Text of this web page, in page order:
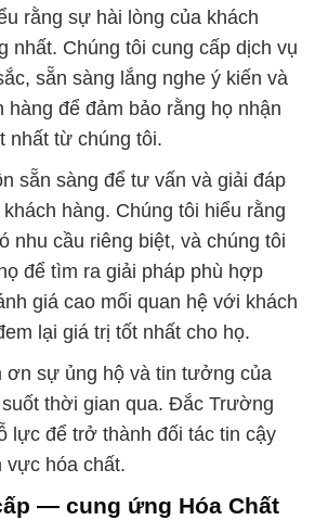
rằng sự hài lòng của khách
nhất. Chúng tôi cung cấp dịch vụ
sẵn sàng lắng nghe ý kiến và
hàng để đảm bảo rằng họ nhận
nhất từ chúng tôi.
sẵn sàng để tư vấn và giải đáp
hàng. Chúng tôi hiểu rằng
nhu cầu riêng biệt, và chúng tôi
để tìm ra giải pháp phù hợp
giá cao mối quan hệ với khách
lại giá trị tốt nhất cho họ.
ơn sự ủng hộ và tin tưởng của
thời gian qua. Đắc Trường
lực để trở thành đối tác tin cậy
vực hóa chất.
— cung ứng Hóa Chất